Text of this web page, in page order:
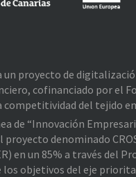
un proyecto de
cofinanciado por el
competitividad del tejido
de “Innovación
denominado
en un 85% a través del
los objetivos del eje